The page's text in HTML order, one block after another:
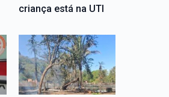
criança está na UTI